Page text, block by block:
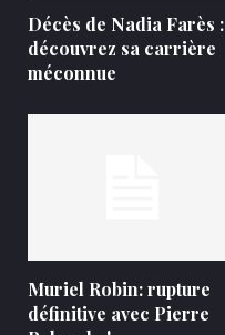
Décès de Nadia Farès :
découvrez sa carrière
méconnue
Muriel Robin: rupture
définitive avec Pierre